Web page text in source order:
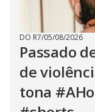
DO R7/05/08/2026
Passado
de
tona